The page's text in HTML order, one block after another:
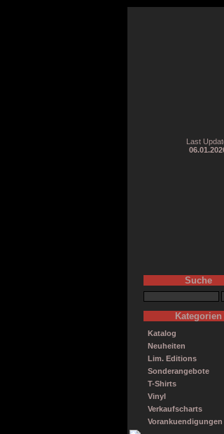
Last
Suche
Kategorien
Katalog
Neuheiten
Lim. Editions
Sonderangebote
T-Shirts
Vinyl
Verkaufscharts
Vorankuendigungen